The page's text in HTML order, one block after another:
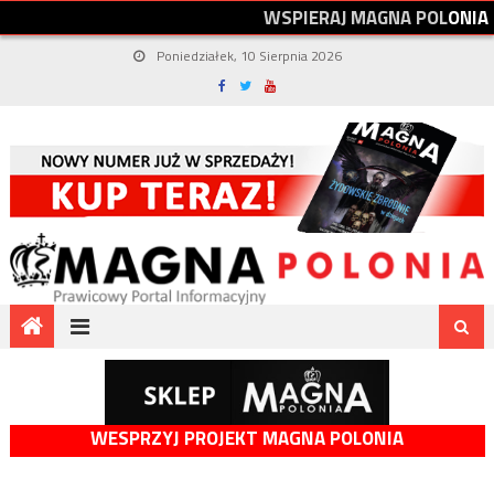
WSPIERAJMAGNAPOLONIA
Poniedziałek, 10 Sierpnia 2026
WESPRZYJ PROJEKT MAGNA POLONIA